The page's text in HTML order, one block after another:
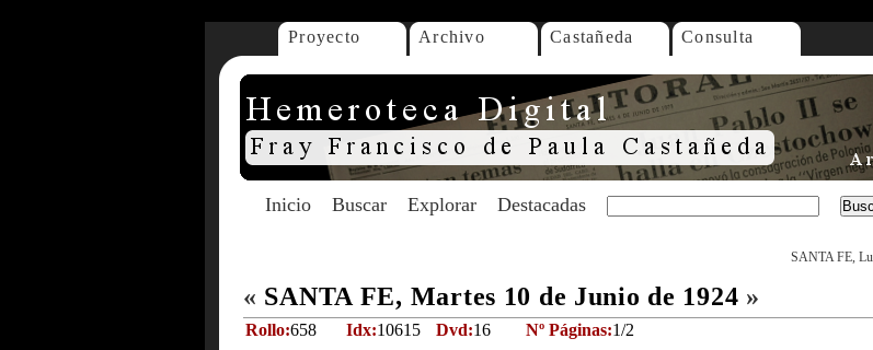
Proyecto Archivo Castañeda Consulta
Inicio Buscar Explorar Destacadas
SANTA FE,
« SANTA FE, Martes 10 de Junio de 1924 »
Rollo:658 Idx:10615 Dvd:16 Nº Páginas:1/2